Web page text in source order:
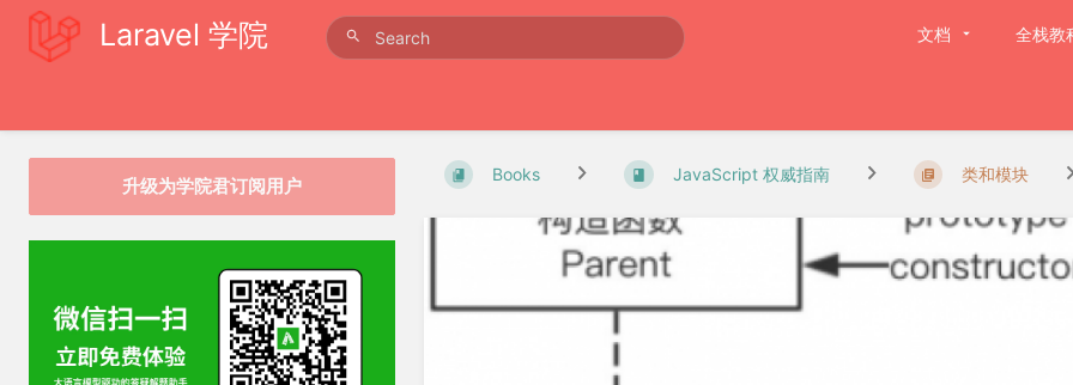
Laravel 学院 文档 全栈教
Books JavaScript 权威指南 类和模块
升级为学院君订阅用户